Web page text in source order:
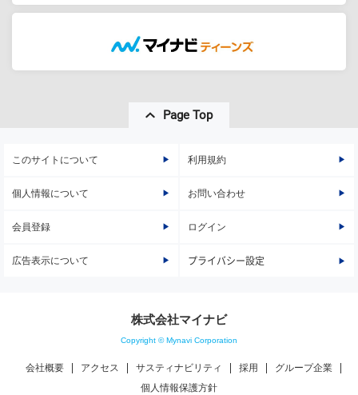
Page Top
このサイトについて 利用規約
個人情報について お問い合わせ
会員登録 ログイン
広告表示について プライバシー設定
株式会社マイナビ
Copyright © Mynavi Corporation
会社概要 アクセス サスティナビリティ 採用
グループ企業
個人情報保護方針